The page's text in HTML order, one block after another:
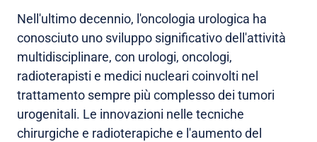
Nell'ultimo decennio, l'oncologia urologica ha
conosciuto uno sviluppo significativo dell'attività
multidisciplinare, con urologi, oncologi,
radioterapisti e medici nucleari coinvolti nel
trattamento sempre più complesso dei tumori
urogenitali. Le innovazioni nelle tecniche
chirurgiche e radioterapiche e l'aumento del